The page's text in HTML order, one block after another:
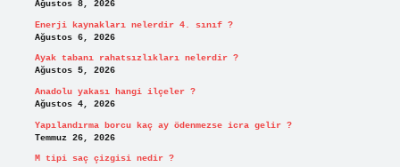
Ağustos 8, 2026
Enerji kaynakları nelerdir 4. sınıf ?
Ağustos 6, 2026
Ayak tabanı rahatsızlıkları nelerdir ?
Ağustos 5, 2026
Anadolu yakası hangi ilçeler ?
Ağustos 4, 2026
Yapılandırma borcu kaç ay ödenmezse icra gelir ?
Temmuz 26, 2026
M tipi saç çizgisi nedir ?